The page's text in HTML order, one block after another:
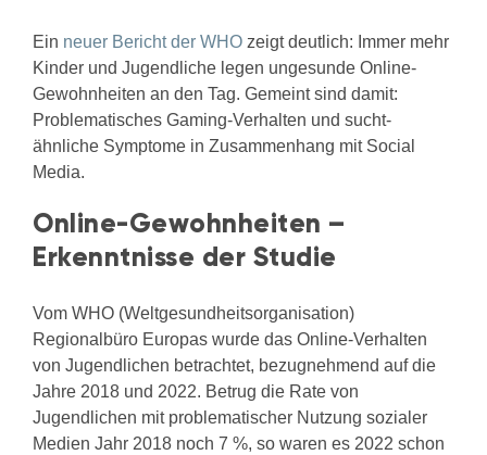
Ein neuer Bericht der WHO zeigt deutlich: Immer mehr
Kinder und Jugendliche legen ungesunde Online-
Gewohnheiten an den Tag. Gemeint sind damit:
Problematisches Gaming-Verhalten und sucht-
ähnliche Symptome in Zusammenhang mit Social
Media.
Online-Gewohnheiten –
Erkenntnisse der Studie
Vom WHO (Weltgesundheitsorganisation)
Regionalbüro Europas wurde das Online-Verhalten
von Jugendlichen betrachtet, bezugnehmend auf die
Jahre 2018 und 2022. Betrug die Rate von
Jugendlichen mit problematischer Nutzung sozialer
Medien Jahr 2018 noch 7 %, so waren es 2022 schon